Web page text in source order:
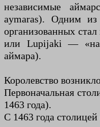
независимые
aymaras). Одним
организованных
или Lupijaki —
аймара).
Королевство
Первоначальная
1463 года).
С 1463 года